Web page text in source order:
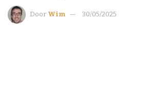
Door Wim 30/05/2025